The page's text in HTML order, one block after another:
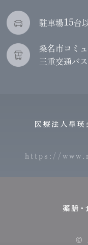
駐車場15台
桑名市コミ
三重交通バ
https://
©︎